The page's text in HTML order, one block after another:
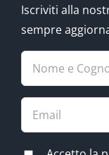
Iscriviti alla
sempre